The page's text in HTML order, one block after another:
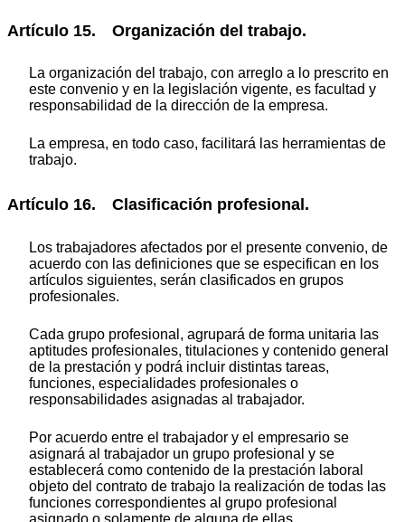
Artículo 15. Organización del trabajo.
La organización del trabajo, con arreglo a lo prescrito en
este convenio y en la legislación vigente, es facultad y
responsabilidad de la dirección de la empresa.
La empresa, en todo caso, facilitará las herramientas de
trabajo.
Artículo 16. Clasificación profesional.
Los trabajadores afectados por el presente convenio, de
acuerdo con las definiciones que se especifican en los
artículos siguientes, serán clasificados en grupos
profesionales.
Cada grupo profesional, agrupará de forma unitaria las
aptitudes profesionales, titulaciones y contenido general
de la prestación y podrá incluir distintas tareas,
funciones, especialidades profesionales o
responsabilidades asignadas al trabajador.
Por acuerdo entre el trabajador y el empresario se
asignará al trabajador un grupo profesional y se
establecerá como contenido de la prestación laboral
objeto del contrato de trabajo la realización de todas las
funciones correspondientes al grupo profesional
asignado o solamente de alguna de ellas.